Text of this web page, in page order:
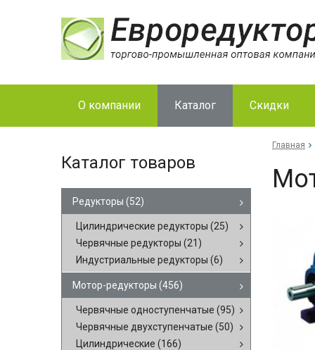
О компании Каталог Скидки
Каталог товаров
Редукторы (52)
Цилиндрические редукторы (25)
Червячные редукторы (21)
Индустриальные редукторы (6)
Мотор-редукторы (456)
Червячные одноступенчатые (95)
Червячные двухступенчатые (50)
Цилиндрические (166)
Главная